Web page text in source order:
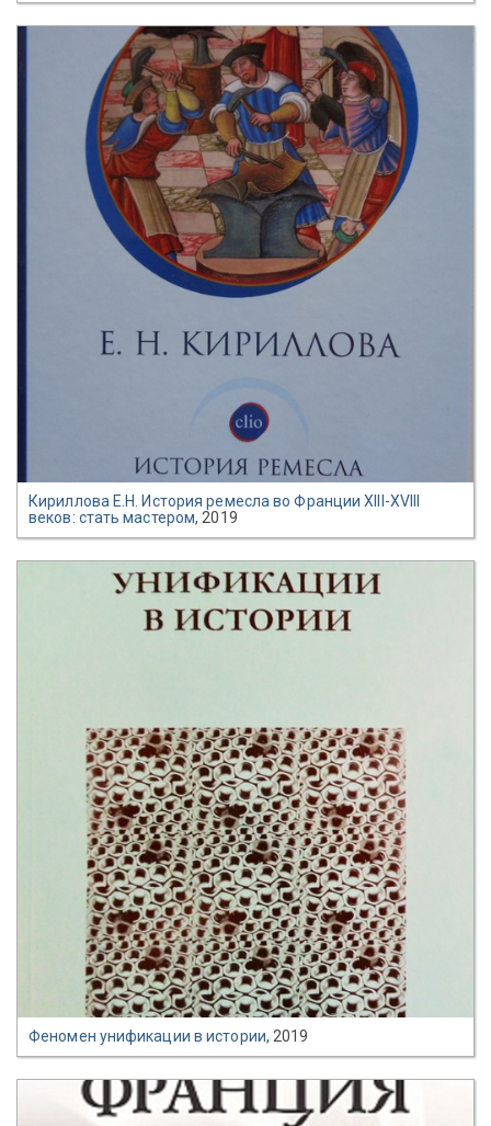
Кириллова Е.Н. История ремесла во Франции XIII-XVIII
веков: стать мастером, 2019
Феномен унификации в истории, 2019